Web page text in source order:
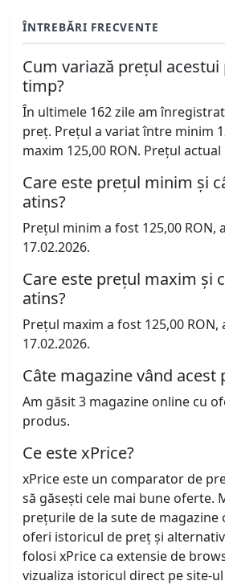
ÎNTREBĂRI FRECVENTE
Cum variază prețul
timp?
În ultimele 162 zile am
preț. Prețul a variat între minim
maxim 125,00 RON. Prețul actual
Care este prețul minim și
atins?
Prețul minim a fost 125,00 RON,
17.02.2026.
Care este prețul maxim și
atins?
Prețul maxim a fost 125,00 RON,
17.02.2026.
Câte magazine vând acest
Am găsit 3 magazine online cu
produs.
Ce este xPrice?
xPrice este un comparator de
să găsești cele mai bune oferte.
prețurile de la sute de
oferi istoricul de preț și
folosi xPrice ca extensie de
vizualiza istoricul direct pe site-